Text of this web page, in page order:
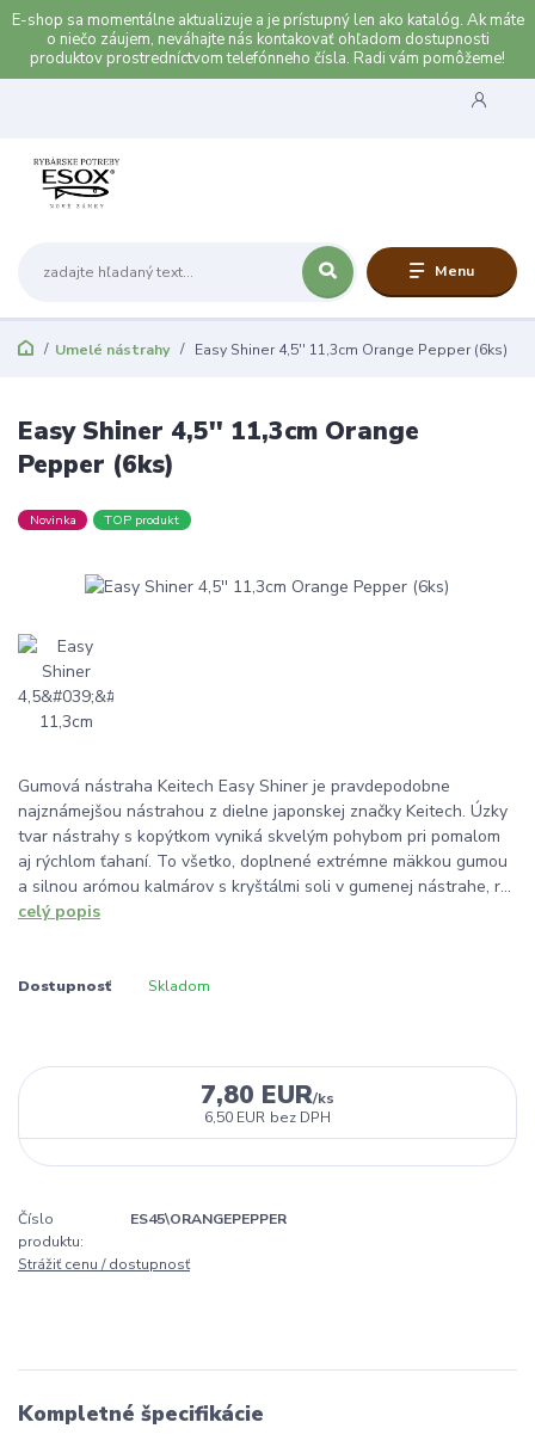
E-shop sa momentálne aktualizuje a je prístupný len ako katalóg. Ak máte
o niečo záujem, neváhajte nás kontakovať ohľadom dostupnosti
produktov prostredníctvom telefónneho čísla. Radi vám pomôžeme!
Menu
Umelé nástrahy Easy Shiner 4,5'' 11,3cm Orange Pepper (6ks)
Easy Shiner 4,5'' 11,3cm Orange
Pepper (6ks)
Novinka TOP produkt
Gumová nástraha Keitech Easy Shiner je pravdepodobne
najznámejšou nástrahou z dielne japonskej značky Keitech. Úzky
tvar nástrahy s kopýtkom vyniká skvelým pohybom pri pomalom
aj rýchlom ťahaní. To všetko, doplnené extrémne mäkkou gumou
a silnou arómou kalmárov s kryštálmi soli v gumenej nástrahe, r...
celý popis
Dostupnosť Skladom
7,80 EUR/ks
6,50 EUR bez DPH
Číslo
produktu:
ES45\ORANGEPEPPER
Strážiť cenu / dostupnosť
Kompletné špecifikácie